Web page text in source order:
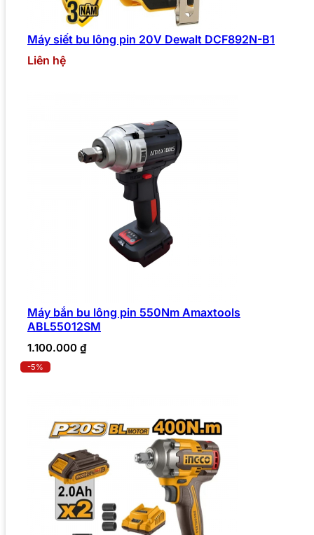
Máy siết bu lông pin 20V Dewalt DCF892N-B1
Liên hệ
Máy bắn bu lông pin 550Nm Amaxtools
ABL55012SM
1.100.000 ₫
-5%